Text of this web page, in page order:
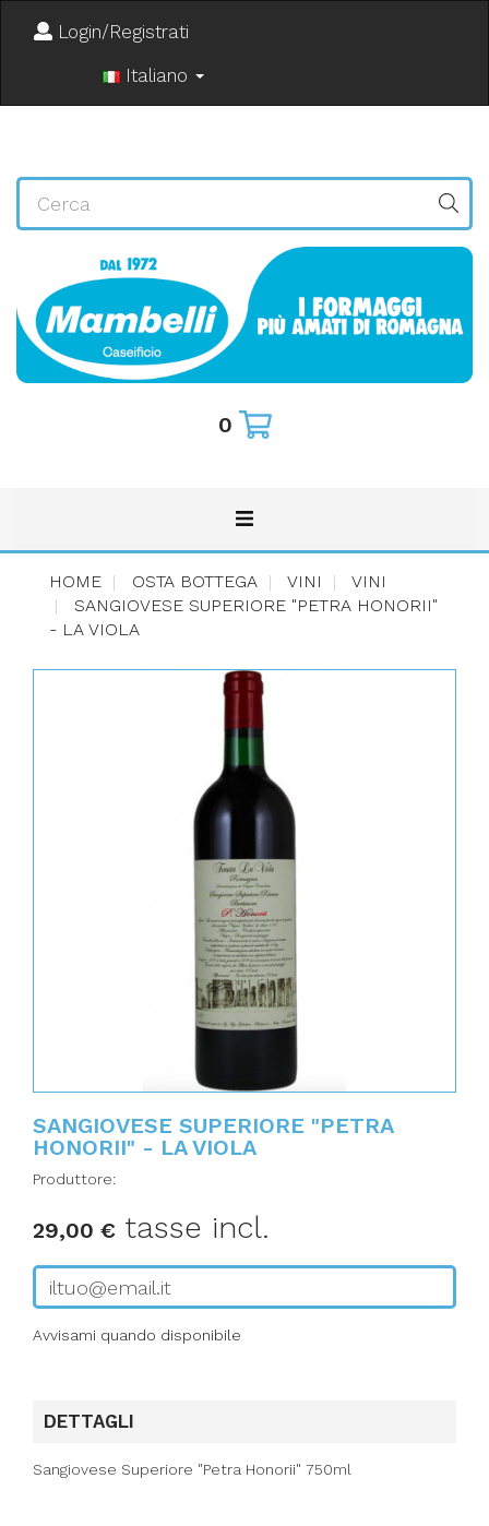
Login/Registrati
Italiano
0
HOME OSTA BOTTEGA VINI
VINI
SANGIOVESE SUPERIORE "PETRA HONORII"
- LA VIOLA
SANGIOVESE SUPERIORE "PETRA
HONORII" - LA VIOLA
Produttore:
29,00 € tasse incl.
Avvisami quando disponibile
DETTAGLI
Sangiovese Superiore "Petra Honorii" 750ml